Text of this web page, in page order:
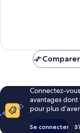
Connectez-
avantages dont
pour plus
Se connecter